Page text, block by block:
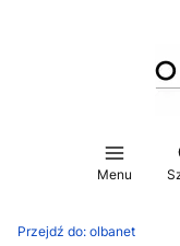
Menu
Przejdź do: olbanet